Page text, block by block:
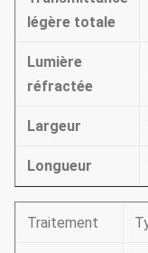
légère totale
Lumière
réfractée
Largeur
Longueur
Traitement